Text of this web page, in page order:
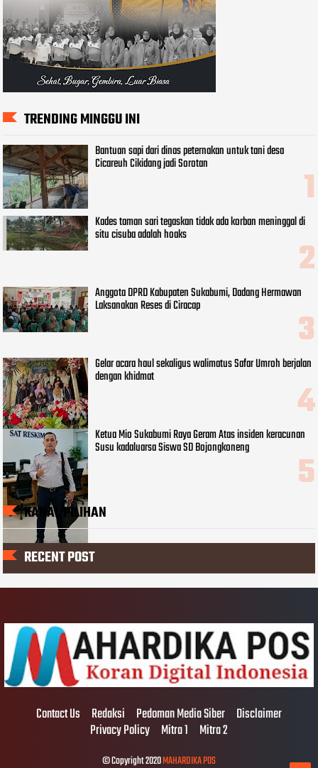
TRENDING MINGGU INI
Bantuan sapi dari dinas peternakan untuk tani desa
Cicareuh Cikidang jadi Sorotan
Kades taman sari tegaskan tidak ada korban meninggal di
situ cisuba adalah hoaks
Anggota DPRD Kabupaten Sukabumi, Dadang Hermawan
Laksanakan Reses di Ciracap
Gelar acara haul sekaligus walimatus Safar Umroh berjalan
dengan khidmat
Ketua Mio Sukabumi Raya Geram Atas insiden keracunan
Susu kadaluarsa Siswa SD Bojongkoneng
KANAL PILIHAN
RECENT POST
Contact Us Redaksi Pedoman Media Siber Disclaimer
Privacy Policy Mitra 1 Mitra 2
© Copyright 2020MAHARDIKA POS